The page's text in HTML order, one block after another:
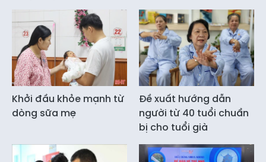
Khởi đầu khỏe mạnh từ
dòng sữa mẹ
Đề xuất hướng dẫn
người từ 40 tuổi chuẩn
bị cho tuổi già